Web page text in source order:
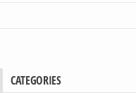
CATEGORIES